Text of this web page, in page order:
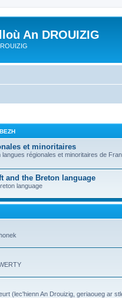
An DROUIZIG
et minoritaires
régionales et minoritaires de
and the Breton language
language
(lec'hienn An Drouizig, geriaoueg ar